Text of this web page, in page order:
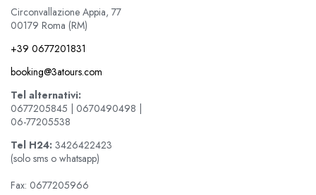
Circonvallazione Appia, 77
00179 Roma (RM)
+39 0677201831
booking@3atours.com
Tel alternativi:
0677205845 | 0670490498 |
06-77205538
Tel H24: 3426422423
(solo sms o whatsapp)
Fax: 0677205966